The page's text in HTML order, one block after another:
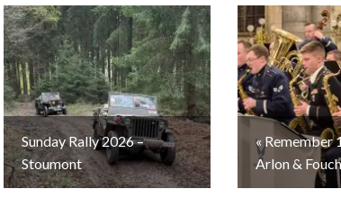
Sunday Rally 2026 –
Stoumont
« Remember
Arlon &